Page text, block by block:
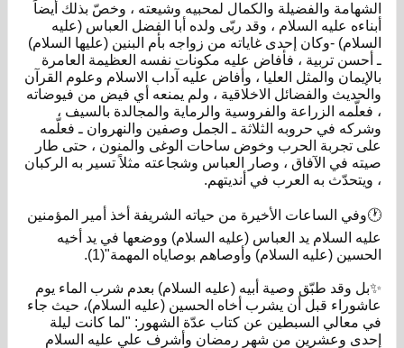
الشهامة والفضيلة والكمال لمحبيه وشيعته ، وخصّ بذلك أيضاً
أبناءه عليه ‌السلام ، وقد ربّى ولده أبا الفضل العباس (عليه
‌السلام) -وكان إحدى غاياته من زواجه بأم البنين (عليها‌ السلام)
ـ أحسن تربية ، فأفاض عليه مكونات نفسه العظيمة العامرة
بالإيمان والمثل العليا ، وأفاض عليه آداب الاسلام وعلوم القرآن
والحديث والفضائل الاخلاقية ، ولم يمنعه أي فيض من فيوضاته
، فعلّمه الزراعة والفروسية والرماية والمجالدة بالسيف ،
وشركه في حروبه الثلاثة ـ الجمل وصفين والنهروان ـ فعلّمه
على تجربة الحرب وخوض ساحات الوغى والمنون ، حتى طار
صيته في الآفاق ، وصار العباس وشجاعته مثلاً تسير به الركبان
، ويتحدّث به العرب في أنديتهم.
🕐وفي الساعات الأخيرة من حياته الشريفة أخذ أمير المؤمنين
عليه‌ السلام يد العباس (عليه ‌السلام) ووضعها في يد أخيه
الحسين (عليه ‌السلام) وأوصاهم بوصاياه المهمة"(1).
✨بل وقد طبّق وصية أبيه (عليه السلام) بعدم شرب الماء يوم
عاشوراء قبل أن يشرب أخاه الحسين (عليه السلام)، حيث جاء
في معالي السبطين عن كتاب عدّة الشهور: "لما كانت ليلة
إحدى وعشرين من شهر رمضان وأشرف علي عليه ‌السلام